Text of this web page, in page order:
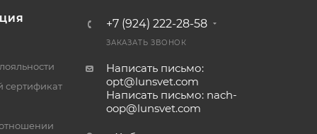
+7 (924) 222-28-58
ЗАКАЗАТЬ ЗВОНОК
Написать письмо:
opt@lunsvet.com
Написать письмо: nach-
oop@lunsvet.com